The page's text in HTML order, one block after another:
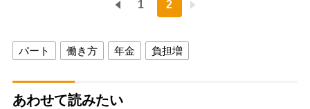
1 2
パート 働き方 年金 負担増
あわせて読みたい